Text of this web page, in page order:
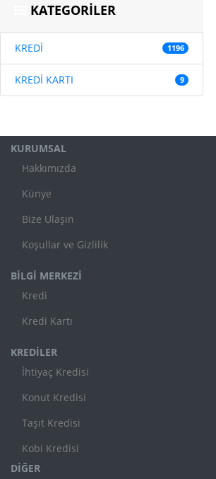
KATEGORİLER
KREDİ 1196
KREDİ KARTI 9
KURUMSAL
Hakkımızda
Künye
Bize Ulaşın
Koşullar ve Gizlilik
BİLGİ MERKEZİ
Kredi
Kredi Kartı
KREDİLER
İhtiyaç Kredisi
Konut Kredisi
Taşıt Kredisi
Kobi Kredisi
DİĞER